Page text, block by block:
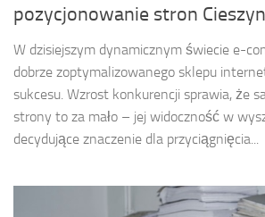
pozycjonowanie stron Cieszyn
W dzisiejszym dynamicznym świecie e-
dobrze zoptymalizowanego sklepu
sukcesu. Wzrost konkurencji sprawia, że
strony to za mało – jej widoczność w
decydujące znaczenie dla przyciągnięcia...